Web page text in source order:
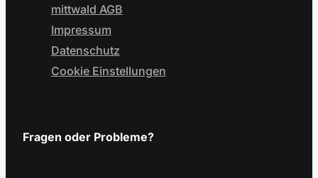
mittwald AGB
Impressum
Datenschutz
Cookie Einstellungen
Fragen oder Probleme?